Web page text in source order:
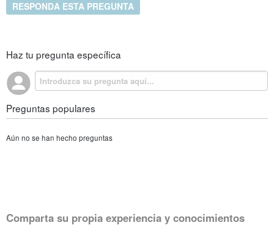
RESPONDA ESTA PREGUNTA
Haz tu pregunta específica
Preguntas populares
Aún no se han hecho preguntas
Comparta su propia experiencia y conocimientos